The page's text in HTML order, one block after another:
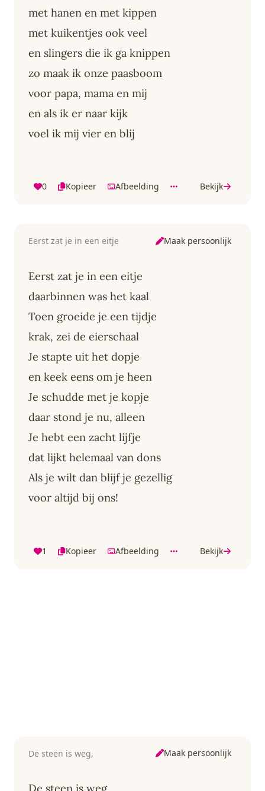
met hanen en met kippen
met kuikentjes ook veel
en slingers die ik ga knippen
zo maak ik onze paasboom
voor papa, mama en mij
en als ik er naar kijk
voel ik mij vier en blij
0 Kopieer Afbeelding Bekijk
Eerst zat je in een eitje Maak persoonlijk
Eerst zat je in een eitje
daarbinnen was het kaal
Toen groeide je een tijdje
krak, zei de eierschaal
Je stapte uit het dopje
en keek eens om je heen
Je schudde met je kopje
daar stond je nu, alleen
Je hebt een zacht lijfje
dat lijkt helemaal van dons
Als je wilt dan blijf je gezellig
voor altijd bij ons!
1 Kopieer Afbeelding Bekijk
De steen is weg, Maak persoonlijk